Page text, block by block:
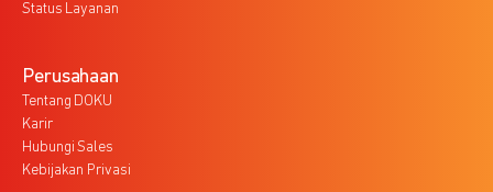
Status Layanan
Perusahaan
Tentang DOKU
Karir
Hubungi Sales
Kebijakan Privasi